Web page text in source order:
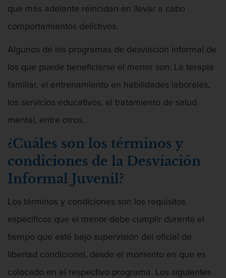
que más adelante reincidan en llevar a cabo
comportamientos delictivos.
Algunos de los programas de desviación informal de
los que puede beneficiarse el menor son: La terapia
familiar, el entrenamiento en habilidades laborales,
los servicios educativos, el tratamiento de salud
mental, entre otros.
¿Cuáles son los términos y
condiciones de la Desviación
Informal Juvenil?
Los términos y condiciones son los requisitos
específicos que el menor debe cumplir durante el
tiempo que esté bajo supervisión del oficial de
libertad condicional, desde el momento en que es
colocado en el respectivo programa. Los siguientes